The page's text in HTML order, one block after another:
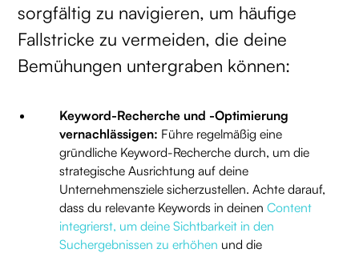
sorgfältig zu navigieren, um häufige
Fallstricke zu vermeiden, die deine
Bemühungen untergraben können:
Keyword-Recherche und -Optimierung
vernachlässigen: Führe regelmäßig eine
gründliche Keyword-Recherche durch, um die
strategische Ausrichtung auf deine
Unternehmensziele sicherzustellen. Achte darauf,
dass du relevante Keywords in deinen Content
integrierst, um deine Sichtbarkeit in den
Suchergebnissen zu erhöhen und die